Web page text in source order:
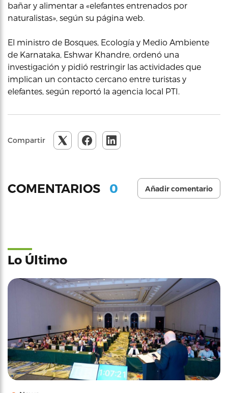
bañar y alimentar a «elefantes entrenados por
naturalistas», según su página web.
El ministro de Bosques, Ecología y Medio Ambiente
de Karnataka, Eshwar Khandre, ordenó una
investigación y pidió restringir las actividades que
implican un contacto cercano entre turistas y
elefantes, según reportó la agencia local PTI.
Compartir
COMENTARIOS 0 Añadir comentario
Lo Último